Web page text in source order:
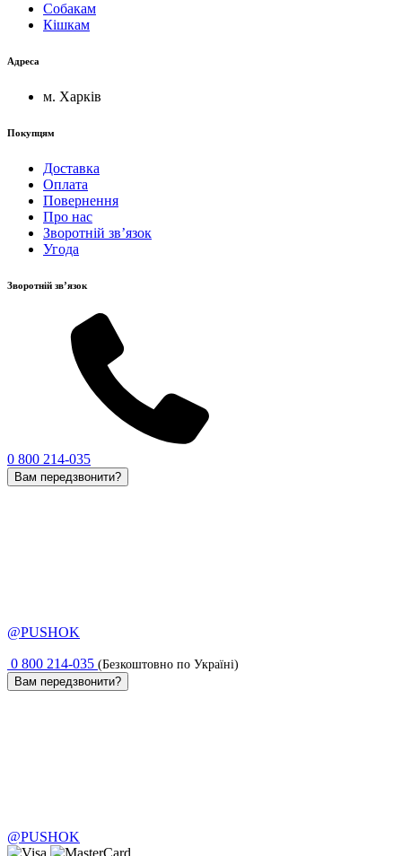
Собакам
Кішкам
Адреса
м. Харків
Покупцям
Доставка
Оплата
Повернення
Про нас
Зворотній зв’язок
Угода
Зворотній зв’язок
0 800 214-035
Вам передзвонити?
@PUSHOK
0 800 214-035 (Безкоштовно по Україні)
Вам передзвонити?
@PUSHOK